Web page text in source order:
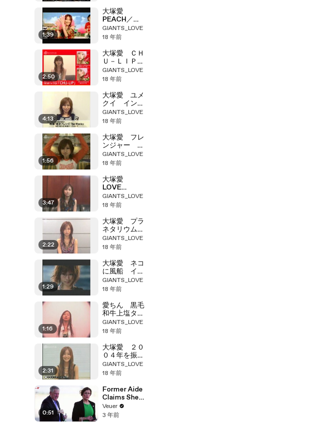
1:39
大塚愛
PEACH／
HEART イン
タビュー
GIANTS_LOVE
18 年前
2:50
大塚愛 ＣＨ
Ｕ－ＬＩＰ
インタビュー
GIANTS_LOVE
18 年前
4:13
大塚愛 ユメ
クイ インタ
ビュー
GIANTS_LOVE
18 年前
1:56
大塚愛 フレ
ンジャー イ
ンタビュー
GIANTS_LOVE
18 年前
3:47
大塚愛
LOVE
COOK イン
タビュー
GIANTS_LOVE
18 年前
2:22
大塚愛 プラ
ネタリウム
インタビュー
GIANTS_LOVE
18 年前
1:29
大塚愛 ネコ
に風船 イン
タビュー
GIANTS_LOVE
18 年前
1:16
愛ちん 黒毛
和牛上塩タン
焼き６８０円
GIANTS_LOVE
18 年前
2:31
大塚愛 ２０
０４年を振り
返る質問
GIANTS_LOVE
18 年前
0:51
Former Aide
Claims She
Was Asked to
Make a ‘Hit
Veuer
3 年前